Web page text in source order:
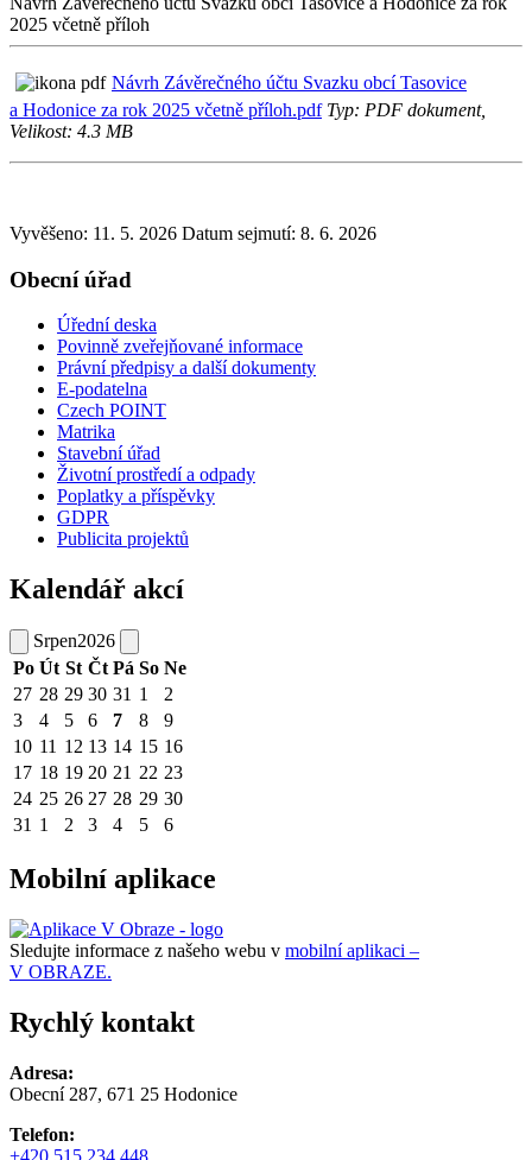
2025 včetně příloh
Návrh Závěrečného účtu Svazku obcí Tasovice
a Hodonice za rok 2025 včetně příloh.pdfTyp: PDF dokument,
Velikost: 4.3 MB
Vyvěšeno: 11. 5. 2026 Datum sejmutí: 8. 6. 2026
Obecní úřad
Úřední deska
Povinně zveřejňované informace
Právní předpisy a další dokumenty
E-podatelna
Czech POINT
Matrika
Stavební úřad
Životní prostředí a odpady
Poplatky a příspěvky
GDPR
Publicita projektů
Kalendář akcí
Srpen2026
Po Út St Čt Pá So Ne
27 28 29 30 31 1
2
3
4 5 6 7 8
9
10 11 12 13 14 15 16
17 18 19 20 21 22 23
24 25 26 27 28 29 30
31 1 2 3 4 5 6
Mobilní aplikace
Sledujte informace z našeho webu v mobilní aplikaci –
V OBRAZE.
Rychlý kontakt
Adresa:
Obecní 287, 671 25 Hodonice
Telefon:
+420 515 234 448